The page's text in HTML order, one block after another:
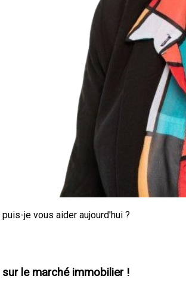
je vous aider aujourd'hui ?
le marché immobilier !